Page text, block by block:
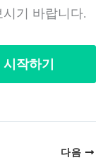
기 바랍니다.
작하기
다음